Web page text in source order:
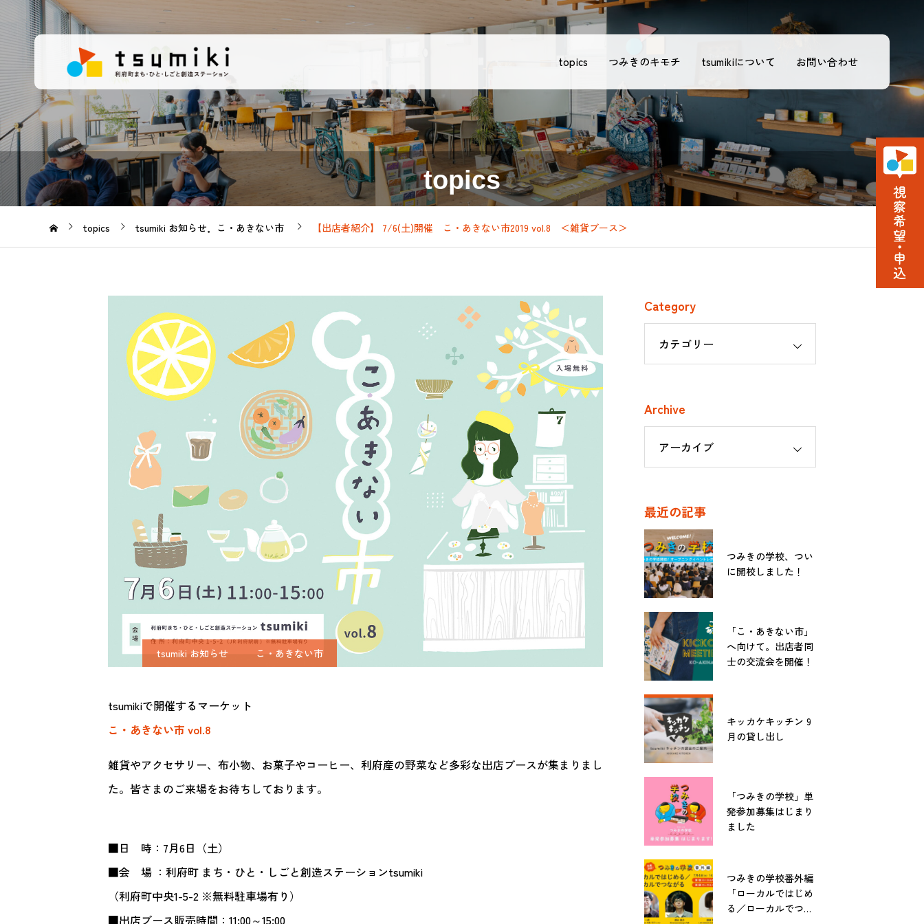
topics つみきのキモチ tsumikiについて お問い合わせ
topics
topics tsumiki お知らせ こ・あきない市 【出店者紹介】 7/6(土)開催 こ・あきない市2019 vol.8 ＜雑貨ブース＞
tsumiki お知らせ こ・あきない市
tsumikiで開催するマーケット
こ・あきない市 vol.8
雑貨やアクセサリー、布小物、お菓子やコーヒー、利府産の野菜など多彩な出店ブースが集まりまし
た。皆さまのご来場をお待ちしております。
■日 時： 7月6日（土）
■会 場 ：利府町 まち・ひと・しごと創造ステーションtsumiki
（利府町中央1-5-2 ※無料駐車場有り）
■出店ブース販売時間： 11:00～15:00
Category
Archive
最近の記事
つみきの学校、つい
に開校しました！
「こ・あきない市」
へ向けて。出店者同
士の交流会を開催！
キッカケキッチン 9
月の貸し出し
「つみきの学校」単
発参加募集はじまり
ました
つみきの学校番外編
「ローカルではじめ
る／ローカルでつな